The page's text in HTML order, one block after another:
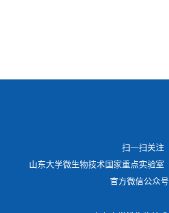
扫一扫关注
山东大学微生物技术国家重点实验室
官方微信公众号